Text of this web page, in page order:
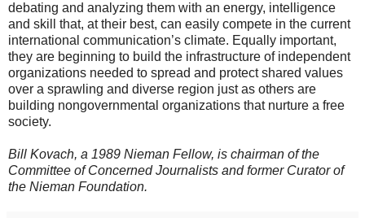
debating and analyzing them with an energy, intelligence
and skill that, at their best, can easily compete in the current
international communication’s climate. Equally important,
they are beginning to build the infrastructure of independent
organizations needed to spread and protect shared values
over a sprawling and diverse region just as others are
building nongovernmental organizations that nurture a free
society.
Bill Kovach, a 1989 Nieman Fellow, is chairman of the
Committee of Concerned Journalists and former Curator of
the Nieman Foundation.